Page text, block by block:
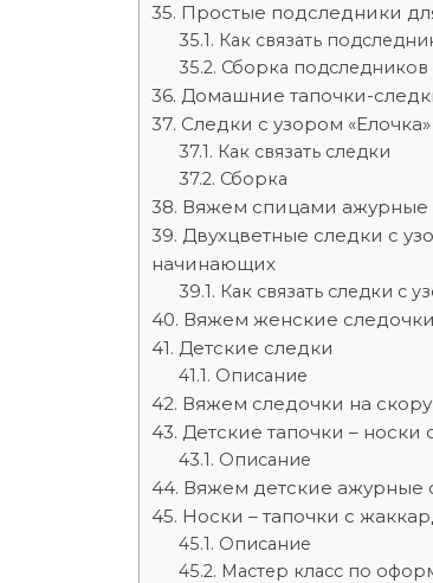
Простые подследники
Как связать
Сборка подследников
Домашние тапочки-
Следки с узором «Елочка»
Как связать следки
Сборка
Вяжем спицами ажурные
Двухцветные следки с
начинающих
Как связать следки с
Вяжем женские
Детские следки
Описание
Вяжем следочки на
Детские тапочки –
Описание
Вяжем детские ажурные
Носки – тапочки с
Описание
Мастер класс по